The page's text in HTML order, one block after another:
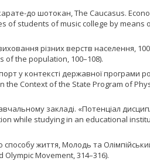
до шотокан, The Caucasus.
of students of music college by
різних верств населення,
of the population, 100–108).
у контексті державної програми
the Context of the State Program of
закладі. «Потенціал
while studying in an educational
способу життя, Молодь та
Movement, 314–316).